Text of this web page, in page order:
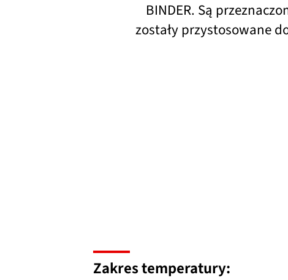
BINDER. Są
zostały przystosowane
Zakres temperatury: